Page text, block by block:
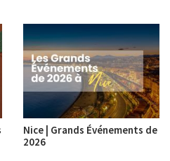
Nice | Grands Événements de
2026